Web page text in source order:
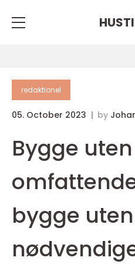
redaktionel
05. October 2023 by
Bygge
bygge uten